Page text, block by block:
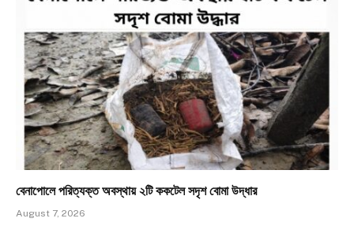
​বেনাপোলে পরিত্যক্ত অবস্থায় ২টি ককটেল সদৃশ বোমা উদ্ধার
August 7, 2026